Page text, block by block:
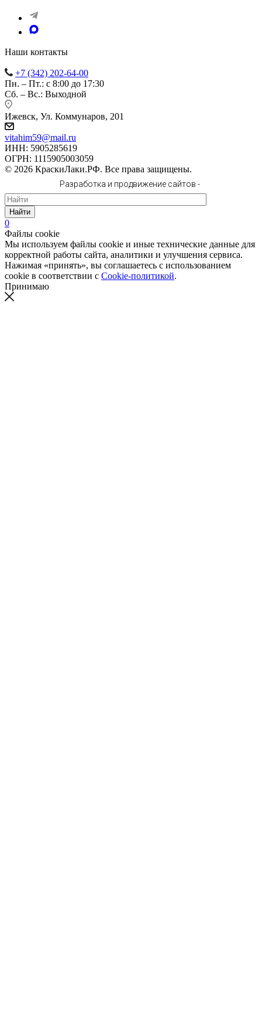
Наши контакты
+7 (342) 202-64-00
Пн. – Пт.: с 8:00 до 17:30
Сб. – Вс.: Выходной
Ижевск, Ул. Коммунаров, 201
vitahim59@mail.ru
ИНН: 5905285619
ОГРН: 1115905003059
© 2026 КраскиЛаки.РФ. Все права защищены.
Разработка и продвижение сайтов -
Найти
0
Файлы cookie
Мы используем файлы cookie и иные технические данные для
корректной работы сайта, аналитики и улучшения сервиса.
Нажимая «принять», вы соглашаетесь с использованием
cookie в соответствии с Cookie-политикой.
Принимаю